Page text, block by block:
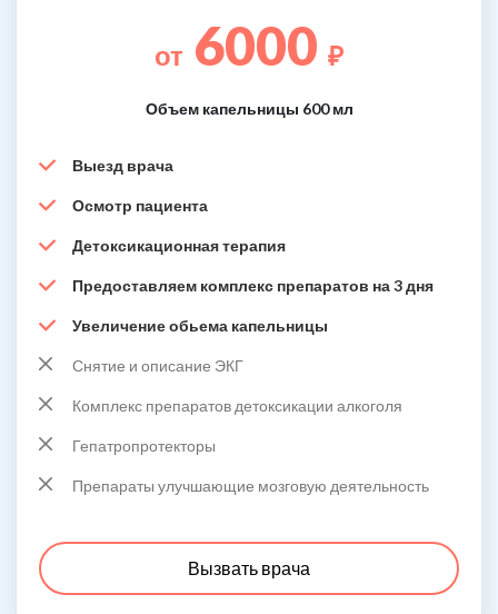
от 6000 ₽
Объем капельницы 600 мл
Выезд врача
Осмотр пациента
Детоксикационная терапия
Предоставляем комплекс препаратов на 3 дня
Увеличение обьема капельницы
Снятие и описание ЭКГ
Комплекс препаратов детоксикации алкоголя
Гепатропротекторы
Препараты улучшающие мозговую деятельность
Вызвать врача